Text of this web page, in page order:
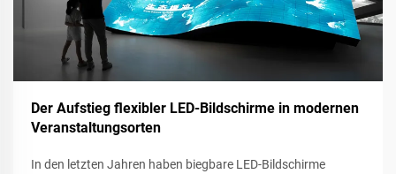
Der Aufstieg flexibler LED-Bildschirme in modernen
Veranstaltungsorten
In den letzten Jahren haben biegbare LED-Bildschirme